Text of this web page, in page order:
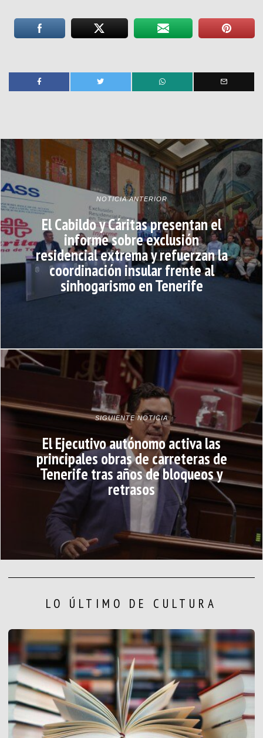
NOTICIA ANTERIOR
El Cabildo y Cáritas presentan el
informe sobre exclusión
residencial extrema y refuerzan la
coordinación insular frente al
sinhogarismo en Tenerife
SIGUIENTE NOTICIA
El Ejecutivo autónomo activa las
principales obras de carreteras de
Tenerife tras años de bloqueos y
retrasos
LO ÚLTIMO DE CULTURA